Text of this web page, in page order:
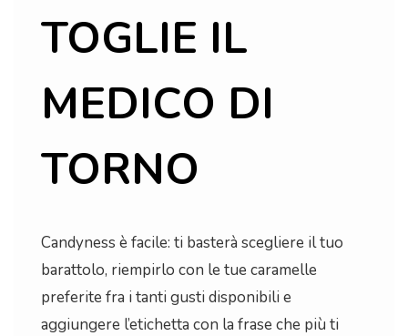
TOGLIE IL
MEDICO DI
TORNO
Candyness è facile: ti basterà scegliere il tuo
barattolo, riempirlo con le tue caramelle
preferite fra i tanti gusti disponibili e
aggiungere l’etichetta con la frase che più ti